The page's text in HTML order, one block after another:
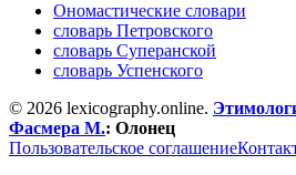
Ономастические словари
словарь Петровского
словарь Суперанской
словарь Успенского
© 2026 lexicography.online.
Фасмера М.: Олонец
Пользовательское соглашение